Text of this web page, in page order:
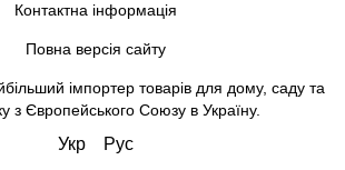
Контактна інформація
Повна версія сайту
імпортер товарів для дому, саду та
з Європейського Союзу в Україну.
Укр Рус